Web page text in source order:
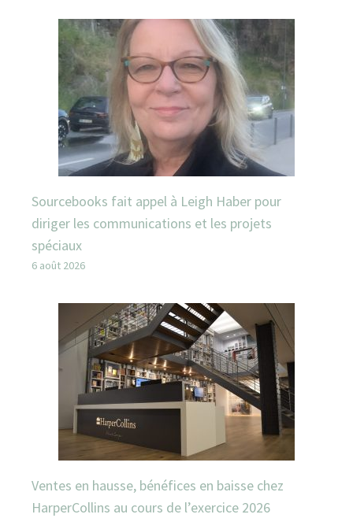
Sourcebooks fait appel à Leigh Haber pour
diriger les communications et les projets
spéciaux
6 août 2026
Ventes en hausse, bénéfices en baisse chez
HarperCollins au cours de l’exercice 2026